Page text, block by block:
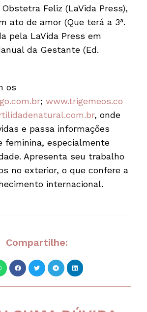
Feliz (LaVida Press),
ato de amor (Que terá a 3ª.
pela LaVida Press em
da Gestante (Ed.
os
;www.trigemeos.co
, onde
e passa informações
feminina, especialmente
Apresenta seu trabalho
no exterior, o que confere a
internacional.
Compartilhe: